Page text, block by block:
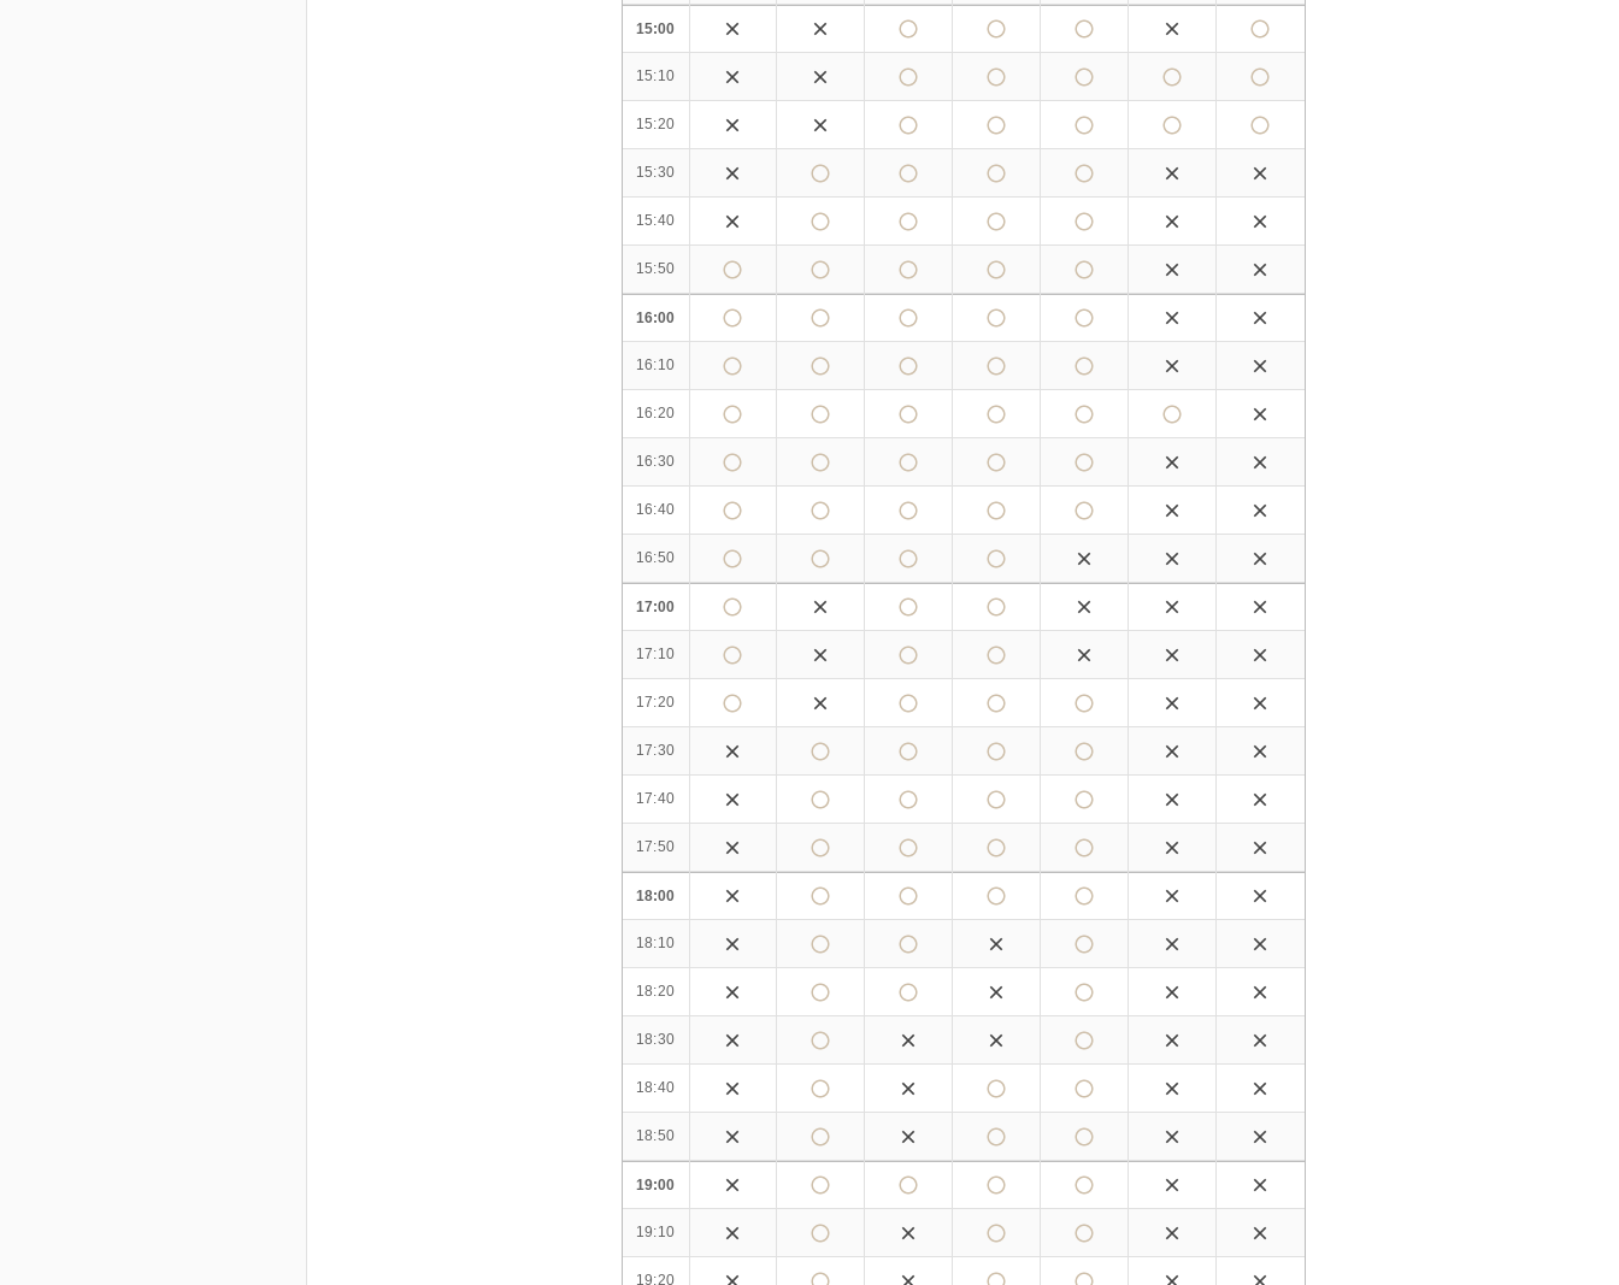
15:00
15:10
15:20
15:30
15:40
15:50
16:00
16:10
16:20
16:30
16:40
16:50
17:00
17:10
17:20
17:30
17:40
17:50
18:00
18:10
18:20
18:30
18:40
18:50
19:00
19:10
19:20